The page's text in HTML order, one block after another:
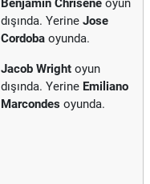
Benjamin Chrisene oyun
dışında. Yerine Jose
Cordoba oyunda.
Jacob Wright oyun
dışında. Yerine Emiliano
Marcondes oyunda.